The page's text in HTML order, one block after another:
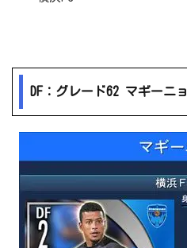
DF：グレード62 マギーニョ